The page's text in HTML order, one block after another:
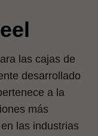
las cajas de
desarrollado
a la
más
las industrias